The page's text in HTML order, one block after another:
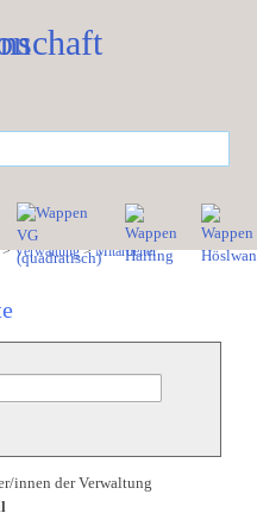
Verwaltung>Mitarbeiter
innen der Verwaltung